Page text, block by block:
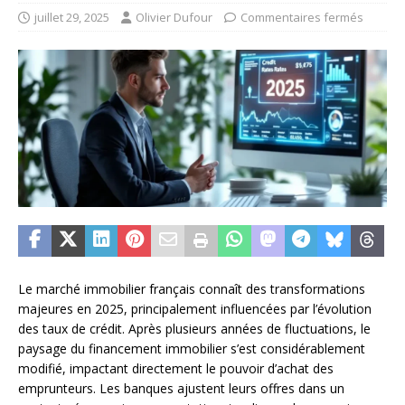
juillet 29, 2025 Olivier Dufour Commentaires fermés
Le marché immobilier français connaît des transformations
majeures en 2025, principalement influencées par l’évolution
des taux de crédit. Après plusieurs années de fluctuations, le
paysage du financement immobilier s’est considérablement
modifié, impactant directement le pouvoir d’achat des
emprunteurs. Les banques ajustent leurs offres dans un